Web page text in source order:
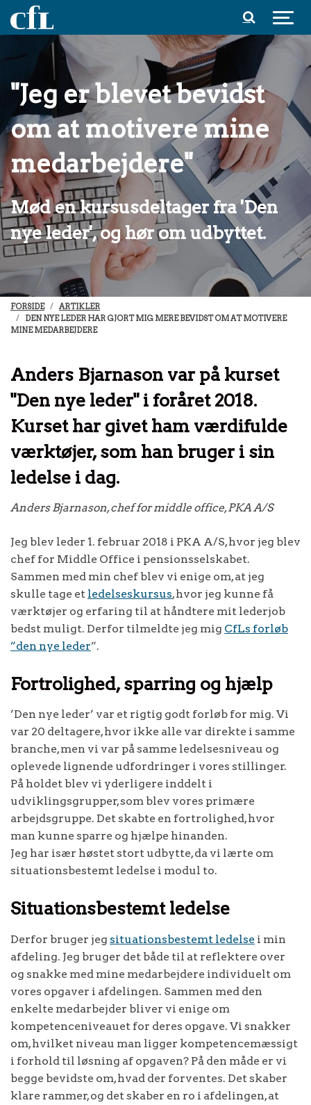
Spring til indhold
"Jeg er blevet bevidst
om at motivere mine
medarbejdere"
Mød en kursusdeltager fra 'Den
nye leder', og hør om udbyttet.
FORSIDE
ARTIKLER
DEN NYE LEDER HAR GJORT MIG MERE BEVIDST OM AT MOTIVERE
MINE MEDARBEJDERE
Anders Bjarnason var på kurset
"Den nye leder" i foråret 2018.
Kurset har givet ham værdifulde
værktøjer, som han bruger i sin
ledelse i dag.
Anders Bjarnason, chef for middle office, PKA A/S
Jeg blev leder 1. februar 2018 i PKA A/S, hvor jeg blev
chef for Middle Office i pensionsselskabet.
Sammen med min chef blev vi enige om, at jeg
skulle tage et ledelseskursus, hvor jeg kunne få
værktøjer og erfaring til at håndtere mit lederjob
bedst muligt. Derfor tilmeldte jeg mig CfLs forløb
”den nye leder”.
Fortrolighed, sparring og hjælp
’Den nye leder’ var et rigtig godt forløb for mig. Vi
var 20 deltagere, hvor ikke alle var direkte i samme
branche, men vi var på samme ledelsesniveau og
oplevede lignende udfordringer i vores stillinger.
På holdet blev vi yderligere inddelt i
udviklingsgrupper, som blev vores primære
arbejdsgruppe. Det skabte en fortrolighed, hvor
man kunne sparre og hjælpe hinanden.
Jeg har især høstet stort udbytte, da vi lærte om
situationsbestemt ledelse i modul to.
Situationsbestemt ledelse
Derfor bruger jeg situationsbestemt ledelse i min
afdeling. Jeg bruger det både til at reflektere over
og snakke med mine medarbejdere individuelt om
vores opgaver i afdelingen. Sammen med den
enkelte medarbejder bliver vi enige om
kompetenceniveauet for deres opgave. Vi snakker
om, hvilket niveau man ligger kompetencemæssigt
i forhold til løsning af opgaven? På den måde er vi
begge bevidste om, hvad der forventes. Det skaber
klare rammer, og det skaber en ro i afdelingen, at